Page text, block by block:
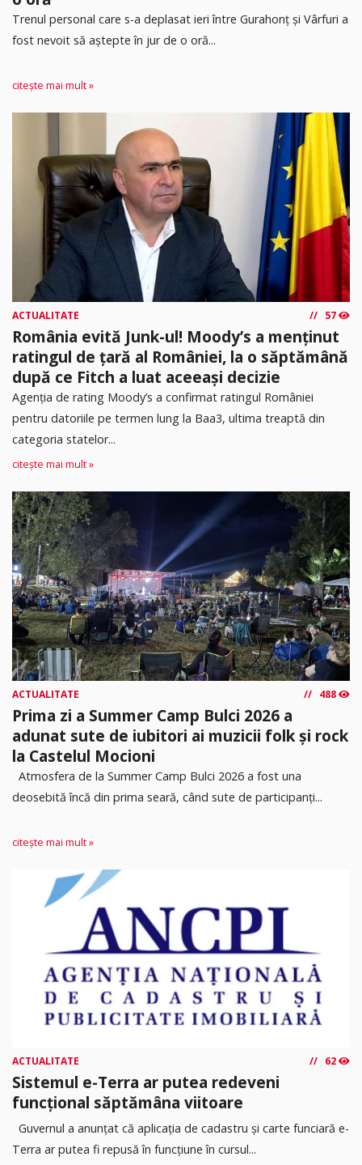
Trenul personal care s-a deplasat ieri între Gurahonț și Vârfuri a
fost nevoit să aștepte în jur de o oră...
citește mai mult »
ACTUALITATE 57
România evită Junk-ul! Moody’s a menținut
ratingul de țară al României, la o săptămână
după ce Fitch a luat aceeași decizie
Agenția de rating Moody’s a confirmat ratingul României
pentru datoriile pe termen lung la Baa3, ultima treaptă din
categoria statelor...
citește mai mult »
ACTUALITATE 488
Prima zi a Summer Camp Bulci 2026 a
adunat sute de iubitori ai muzicii folk și rock
la Castelul Mocioni
Atmosfera de la Summer Camp Bulci 2026 a fost una
deosebită încă din prima seară, când sute de participanți...
citește mai mult »
ACTUALITATE 62
Sistemul e-Terra ar putea redeveni
funcțional săptămâna viitoare
Guvernul a anunțat că aplicația de cadastru și carte funciară e-
Terra ar putea fi repusă în funcțiune în cursul...